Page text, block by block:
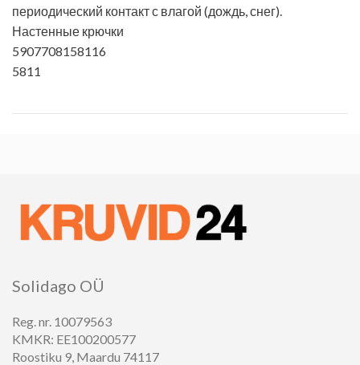
периодический контакт с влагой (дождь, снег).
Настенные крючки
5907708158116
5811
Solidago OÜ
Reg. nr. 10079563
KMKR: EE100200577
Roostiku 9, Maardu 74117